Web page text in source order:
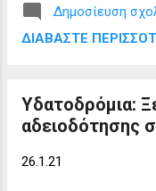
Δημοσίευση
ΔΙΑΒΆΣΤΕ
Υδατοδρόμια:
αδειοδότησης
26.1.21